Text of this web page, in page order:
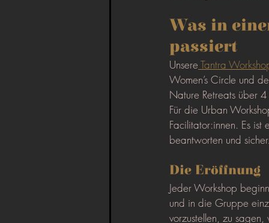
Was in
passiert
Unsere Tantra
Women’s Circle und
Nature Retreats über
Für die Urban
Facilitator:innen. Es
beantworten und
Die Eröffnung
Jeder Workshop
und in die Gruppe
vorzustellen, zu